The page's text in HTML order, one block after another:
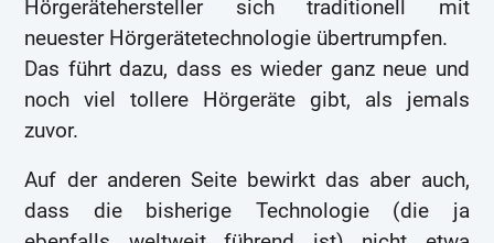
Hörgerätehersteller sich traditionell mit
neuester Hörgerätetechnologie übertrumpfen.
Das führt dazu, dass es wieder ganz neue und
noch viel tollere Hörgeräte gibt, als jemals
zuvor.
Auf der anderen Seite bewirkt das aber auch,
dass die bisherige Technologie (die ja